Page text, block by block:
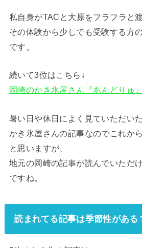
私自身がTACと大原をフラフラと
その体験から少しでも受験する方
です。
続いて3位はこちら↓
岡崎のかき氷屋さん『あんどりゅ
暑い日や休日によく見ていただい
かき氷屋さんの記事なのでこれか
と思いますが、
地元の岡崎の記事が読んでいただ
ですね。
読まれてる記事は季節性がある